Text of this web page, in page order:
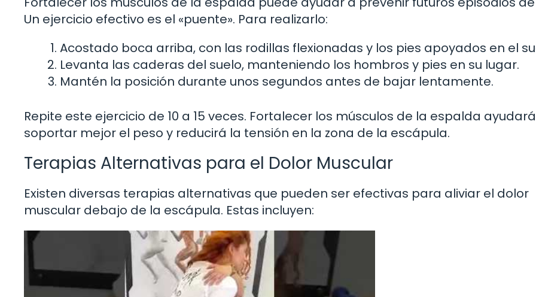
Un ejercicio efectivo es el «puente». Para realizarlo:
Acostado boca arriba, con las rodillas flexionadas y los pies apoyados en el
Levanta las caderas del suelo, manteniendo los hombros y pies en su lugar.
Mantén la posición durante unos segundos antes de bajar lentamente.
Repite este ejercicio de 10 a 15 veces. Fortalecer los músculos de la espalda
soportar mejor el peso y reducirá la tensión en la zona de la escápula.
Terapias Alternativas para el Dolor Muscular
Existen diversas terapias alternativas que pueden ser efectivas para aliviar el dolor
muscular debajo de la escápula. Estas incluyen: